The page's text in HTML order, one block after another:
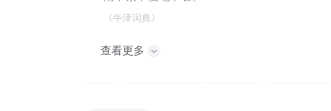
《牛津词典》
查看更多